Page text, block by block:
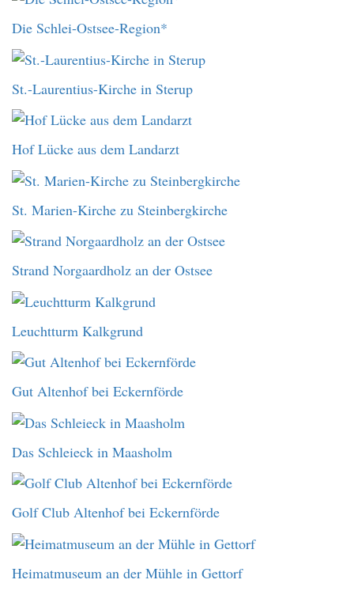
Die Schlei-Ostsee-Region*
St.-Laurentius-Kirche in Sterup
Hof Lücke aus dem Landarzt
St. Marien-Kirche zu Steinbergkirche
Strand Norgaardholz an der Ostsee
Leuchtturm Kalkgrund
Gut Altenhof bei Eckernförde
Das Schleieck in Maasholm
Golf Club Altenhof bei Eckernförde
Heimatmuseum an der Mühle in Gettorf